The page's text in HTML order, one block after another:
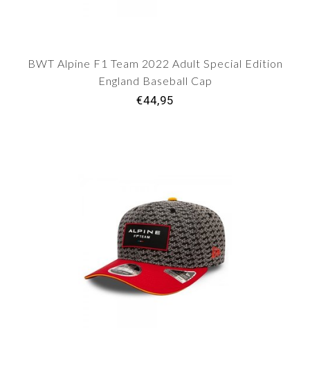
BWT Alpine F1 Team 2022 Adult Special Edition
England Baseball Cap
€44,95